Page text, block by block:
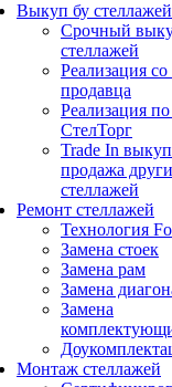
Выкуп бу стеллажей
Срочный
стеллажей
Реализация со
продавца
Реализация
СтелТорг
Trade In
продажа
стеллажей
Ремонт стеллажей
Технология
Замена стоек
Замена рам
Замена
Замена
Монтаж стеллажей